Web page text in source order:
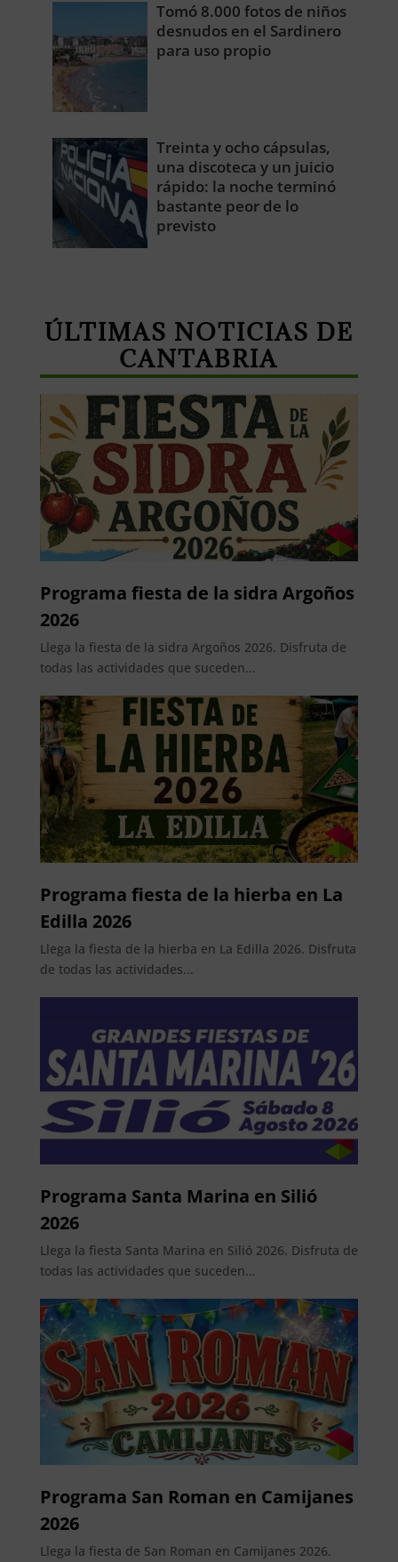
Tomó 8.000 fotos de niños
desnudos en el Sardinero
para uso propio
Treinta y ocho cápsulas,
una discoteca y un juicio
rápido: la noche terminó
bastante peor de lo
previsto
ÚLTIMAS NOTICIAS DE
CANTABRIA
Programa fiesta de la sidra Argoños
2026
Llega la fiesta de la sidra Argoños 2026. Disfruta de
todas las actividades que suceden...
Programa fiesta de la hierba en La
Edilla 2026
Llega la fiesta de la hierba en La Edilla 2026. Disfruta
de todas las actividades...
Programa Santa Marina en Silió
2026
Llega la fiesta Santa Marina en Silió 2026. Disfruta de
todas las actividades que suceden...
Programa San Roman en Camijanes
2026
Llega la fiesta de San Roman en Camijanes 2026.